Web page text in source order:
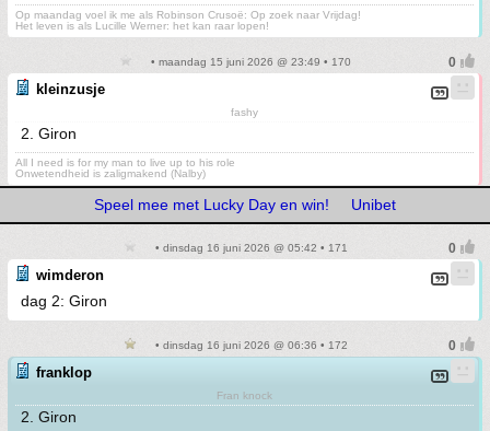
Op maandag voel ik me als Robinson Crusoë: Op zoek naar Vrijdag!
Het leven is als Lucille Werner: het kan raar lopen!
• maandag 15 juni 2026 @ 23:49 • 170
kleinzusje
fashy
2. Giron
All I need is for my man to live up to his role
Onwetendheid is zaligmakend (Nalby)
Speel mee met Lucky Day en win! Unibet
• dinsdag 16 juni 2026 @ 05:42 • 171
wimderon
dag 2: Giron
• dinsdag 16 juni 2026 @ 06:36 • 172
franklop
Fran knock
2. Giron